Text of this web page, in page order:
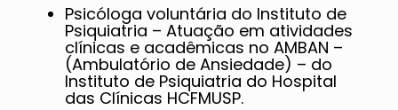
Psicóloga voluntária do Instituto de
Psiquiatria – Atuação em atividades
clínicas e acadêmicas no AMBAN –
(Ambulatório de Ansiedade) – do
Instituto de Psiquiatria do Hospital
das Clínicas HCFMUSP.